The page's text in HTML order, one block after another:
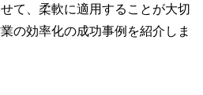
て、柔軟に適用することが大切
の効率化の成功事例を紹介しま